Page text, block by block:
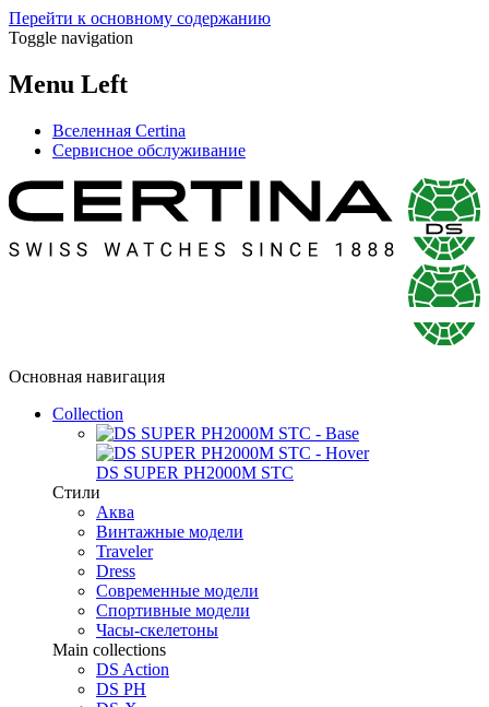
Перейти к основному содержанию
Toggle navigation
Menu Left
Вселенная Certina
Сервисное обслуживание
Основная навигация
Collection
DS SUPER PH2000M STC
Стили
Аква
Винтажные модели
Traveler
Dress
Современные модели
Спортивные модели
Часы-скелетоны
Main collections
DS Action
DS PH